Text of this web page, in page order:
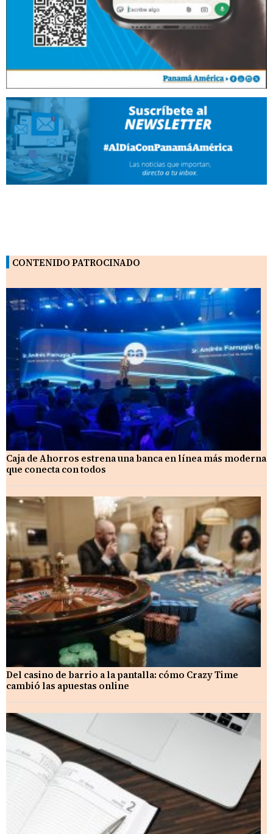
CONTENIDO PATROCINADO
Caja de Ahorros estrena una banca en línea más moderna
que conecta con todos
Del casino de barrio a la pantalla: cómo Crazy Time
cambió las apuestas online